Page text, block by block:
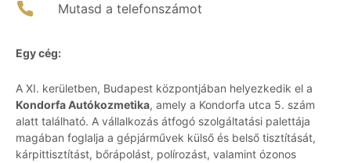
Mutasd a telefonszámot
Egy cég:
A XI. kerületben, Budapest központjában helyezkedik el a
Kondorfa Autókozmetika, amely a Kondorfa utca 5. szám
alatt található. A vállalkozás átfogó szolgáltatási palettája
magában foglalja a gépjárművek külső és belső tisztítását,
kárpittisztítást, bőrápolást, polírozást, valamint ózonos